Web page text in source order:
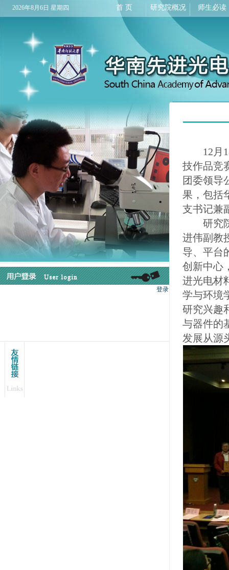
2026年8月6日 星期四 首 页 研究院概况 师生必读
12月18
技作品竞
团委领导
果，包括
支书记兼
研究院“
进伟副教
导、平台
创新中心
进光电材
学与环境
研究兴趣
与器件的
发展从源